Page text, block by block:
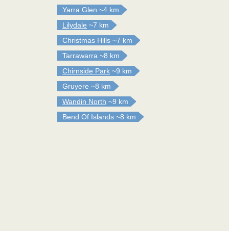
Yarra Glen ~4 km
Lilydale ~7 km
Christmas Hills ~7 km
Tarrawarra ~8 km
Chirnside Park ~9 km
Gruyere ~8 km
Wandin North ~9 km
Bend Of Islands ~8 km